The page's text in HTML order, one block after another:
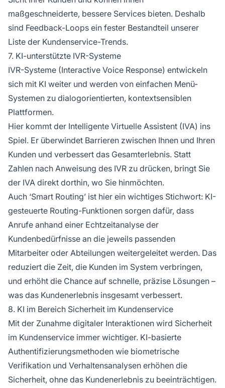
maßgeschneiderte, bessere Services bieten. Deshalb
sind Feedback-Loops ein fester Bestandteil unserer
Liste der Kundenservice-Trends.
7. KI-unterstützte IVR-Systeme
IVR-Systeme (Interactive Voice Response) entwickeln
sich mit KI weiter und werden von einfachen Menü-
Systemen zu dialogorientierten, kontextsensiblen
Plattformen.
Hier kommt der Intelligente Virtuelle Assistent (IVA) ins
Spiel. Er überwindet Barrieren zwischen Ihnen und Ihren
Kunden und verbessert das Gesamterlebnis. Statt
Zahlen nach Anweisung des IVR zu drücken, bringt Sie
der IVA direkt dorthin, wo Sie hinmöchten.
Auch ‘Smart Routing’ ist hier ein wichtiges Stichwort: KI-
gesteuerte Routing-Funktionen sorgen dafür, dass
Anrufe anhand einer Echtzeitanalyse der
Kundenbedürfnisse an die jeweils passenden
Mitarbeiter oder Abteilungen weitergeleitet werden. Das
reduziert die Zeit, die Kunden im System verbringen,
und erhöht die Chance auf schnelle, präzise Lösungen –
was das Kundenerlebnis insgesamt verbessert.
8. KI im Bereich Sicherheit im Kundenservice
Mit der Zunahme digitaler Interaktionen wird Sicherheit
im Kundenservice immer wichtiger. KI-basierte
Authentifizierungsmethoden wie biometrische
Verifikation und Verhaltensanalysen erhöhen die
Sicherheit, ohne das Kundenerlebnis zu beeinträchtigen.